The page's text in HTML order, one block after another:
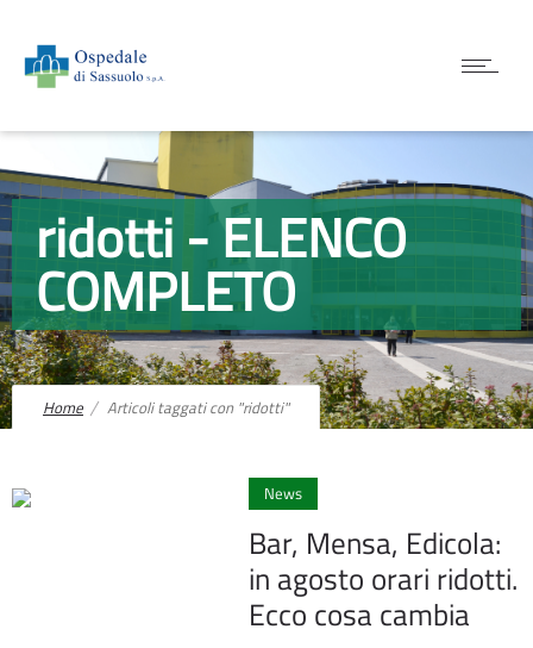
ridotti - ELENCO
COMPLETO
Home Articoli taggati con "ridotti"
News
Bar, Mensa, Edicola:
in agosto orari ridotti.
Ecco cosa cambia